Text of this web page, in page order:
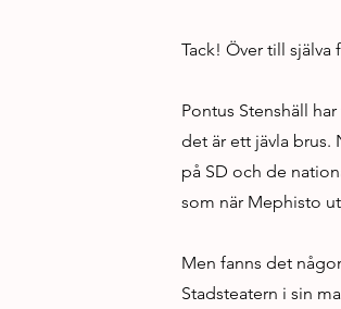
Tack! Över till
Pontus Stenshäll
det är ett jävla brus.
på SD och de
som när Mephisto
Men fanns det
Stadsteatern i sin